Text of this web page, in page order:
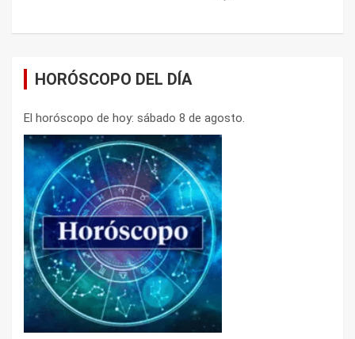
HORÓSCOPO DEL DÍA
El horóscopo de hoy: sábado 8 de agosto.